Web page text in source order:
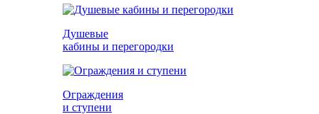
Душевые
кабины и перегородки
Ограждения
и ступени